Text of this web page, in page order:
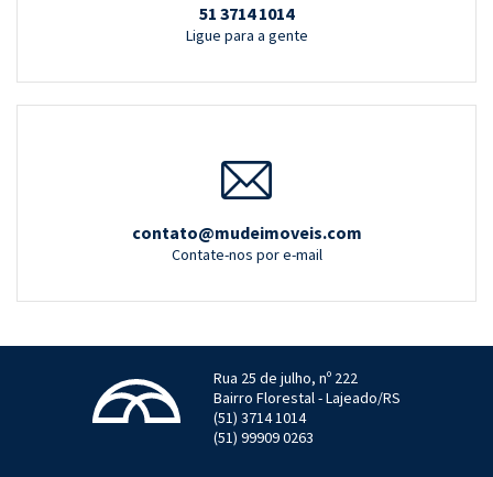
51 3714 1014
Ligue para a gente
contato@mudeimoveis.com
Contate-nos por e-mail
Rua 25 de julho, nº 222
Bairro Florestal - Lajeado/RS
(51) 3714 1014
(51) 99909 0263